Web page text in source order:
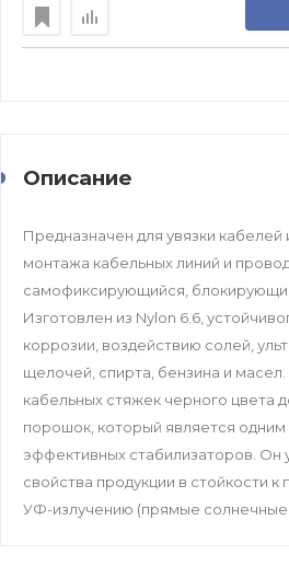
Описание
Предназначен для увязки кабелей
монтажа кабельных линий и
самофиксирующийся,
Изготовлен из Nylon 6.6,
коррозии, воздействию солей,
щелочей, спирта, бензина и
кабельных стяжек черного цвета
порошок, который является одним
эффективных стабилизаторов. Он
свойства продукции в стойкости
УФ-излучению (прямые солнечные